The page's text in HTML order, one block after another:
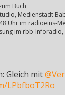
Buch
Medienstadt
Uhr im radioeins-
im rbb-Inforadio,
Gleich mit
LPbfboT2Ro